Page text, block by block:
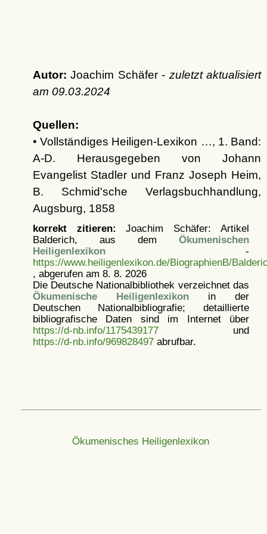
Autor: Joachim Schäfer - zuletzt aktualisiert
am 09.03.2024
Quellen:
• Vollständiges Heiligen-Lexikon …, 1. Band:
A-D. Herausgegeben von Johann
Evangelist Stadler und Franz Joseph Heim,
B. Schmid'sche Verlagsbuchhandlung,
Augsburg, 1858
korrekt zitieren: Joachim Schäfer: Artikel
Balderich, aus dem Ökumenischen
Heiligenlexikon-
https://www.heiligenlexikon.de/BiographienB/
, abgerufen am 8. 8. 2026
Die Deutsche Nationalbibliothek verzeichnet das
Ökumenische Heiligenlexikonin der
Deutschen Nationalbibliografie; detaillierte
bibliografische Daten sind im Internet über
https://d-nb.info/1175439177und
https://d-nb.info/969828497abrufbar.
Ökumenisches Heiligenlexikon